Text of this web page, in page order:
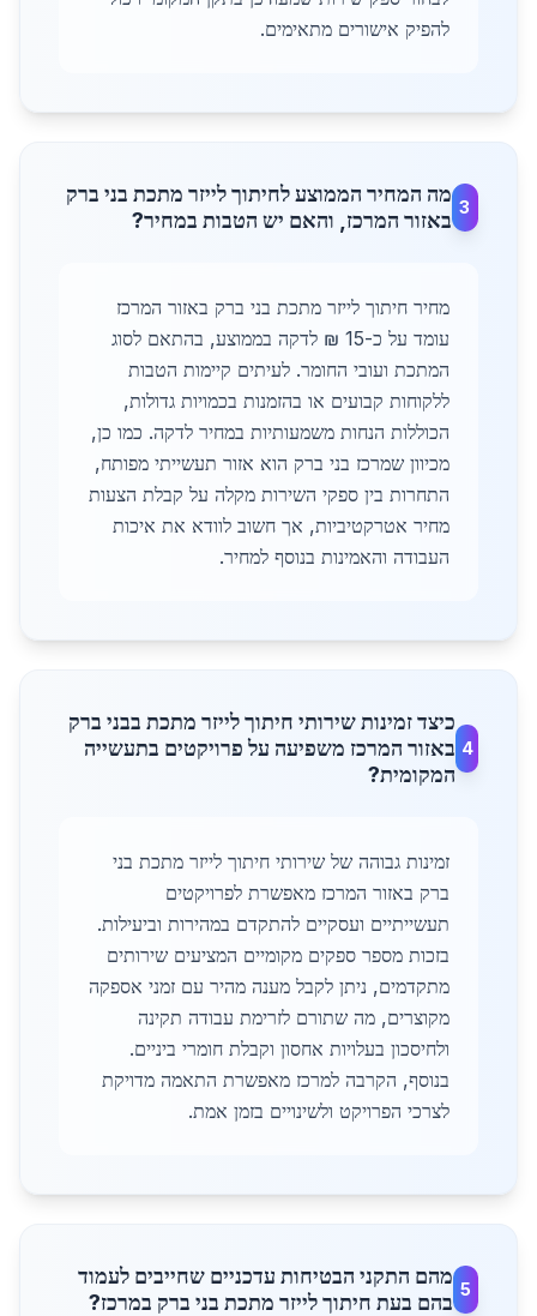
להפיק אישורים מתאימים.
3
מה המחיר הממוצע לחיתוך לייזר מתכת בני ברק
באזור המרכז, והאם יש הטבות במחיר?
מחיר חיתוך לייזר מתכת בני ברק באזור המרכז
עומד על כ-15 ₪ לדקה בממוצע, בהתאם לסוג
המתכת ועובי החומר. לעיתים קיימות הטבות
ללקוחות קבועים או בהזמנות בכמויות גדולות,
הכוללות הנחות משמעותיות במחיר לדקה. כמו כן,
מכיוון שמרכז בני ברק הוא אזור תעשייתי מפותח,
התחרות בין ספקי השירות מקלה על קבלת הצעות
מחיר אטרקטיביות, אך חשוב לוודא את איכות
העבודה והאמינות בנוסף למחיר.
4
כיצד זמינות שירותי חיתוך לייזר מתכת בבני ברק
באזור המרכז משפיעה על פרויקטים בתעשייה
המקומית?
זמינות גבוהה של שירותי חיתוך לייזר מתכת בני
ברק באזור המרכז מאפשרת לפרויקטים
תעשייתיים ועסקיים להתקדם במהירות וביעילות.
בזכות מספר ספקים מקומיים המציעים שירותים
מתקדמים, ניתן לקבל מענה מהיר עם זמני אספקה
מקוצרים, מה שתורם לזרימת עבודה תקינה
ולחיסכון בעלויות אחסון וקבלת חומרי ביניים.
בנוסף, הקרבה למרכז מאפשרת התאמה מדויקת
לצרכי הפרויקט ולשינויים בזמן אמת.
5
מהם התקני הבטיחות עדכניים שחייבים לעמוד
בהם בעת חיתוך לייזר מתכת בני ברק במרכז?